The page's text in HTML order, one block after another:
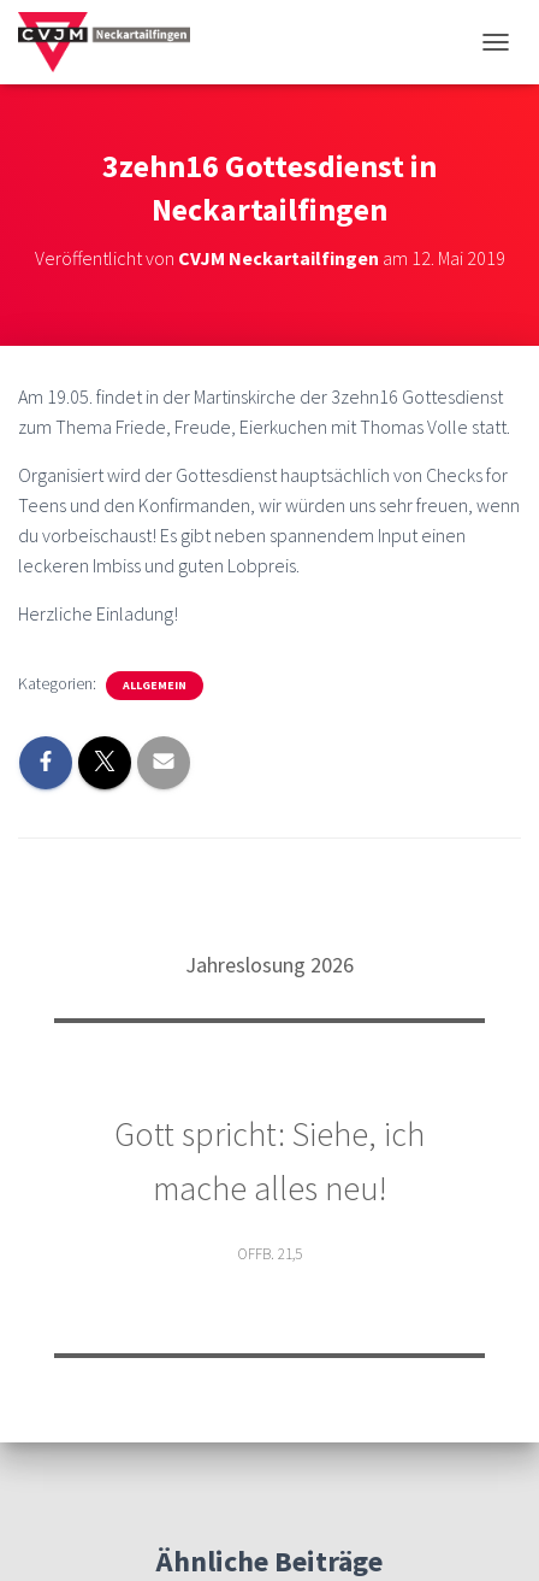
3zehn16 Gottesdienst in
Neckartailfingen
Veröffentlicht von CVJM Neckartailfingen am 12. Mai 2019
Am 19.05. findet in der Martinskirche der 3zehn16 Gottesdienst
zum Thema Friede, Freude, Eierkuchen mit Thomas Volle statt.
Organisiert wird der Gottesdienst hauptsächlich von Checks for
Teens und den Konfirmanden, wir würden uns sehr freuen, wenn
du vorbeischaust! Es gibt neben spannendem Input einen
leckeren Imbiss und guten Lobpreis.
Herzliche Einladung!
Kategorien: ALLGEMEIN
Jahreslosung 2026
Gott spricht: Siehe, ich
mache alles neu!
OFFB. 21,5
Ähnliche Beiträge